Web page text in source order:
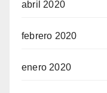
abril 2020
febrero 2020
enero 2020